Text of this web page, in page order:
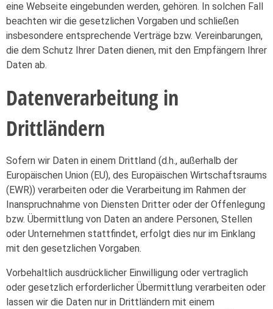
eine Webseite eingebunden werden, gehören. In solchen Fall
beachten wir die gesetzlichen Vorgaben und schließen
insbesondere entsprechende Verträge bzw. Vereinbarungen,
die dem Schutz Ihrer Daten dienen, mit den Empfängern Ihrer
Daten ab.
Datenverarbeitung in
Drittländern
Sofern wir Daten in einem Drittland (d.h., außerhalb der
Europäischen Union (EU), des Europäischen Wirtschaftsraums
(EWR)) verarbeiten oder die Verarbeitung im Rahmen der
Inanspruchnahme von Diensten Dritter oder der Offenlegung
bzw. Übermittlung von Daten an andere Personen, Stellen
oder Unternehmen stattfindet, erfolgt dies nur im Einklang
mit den gesetzlichen Vorgaben.
Vorbehaltlich ausdrücklicher Einwilligung oder vertraglich
oder gesetzlich erforderlicher Übermittlung verarbeiten oder
lassen wir die Daten nur in Drittländern mit einem